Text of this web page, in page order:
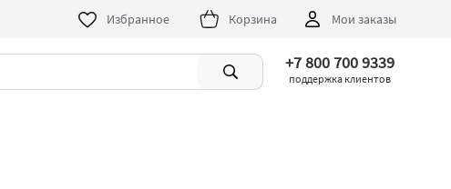
Избранное Корзина Мои заказы
+7 800 700 9339
поддержка клиентов